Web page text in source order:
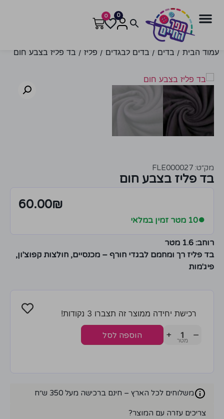
0
0
עמוד הבית / בדים / בדים לבגדים / פליז / בד פליז בצבע חום
מק״ט: FLE000027
בד פליז בצבע חום
60.00₪
●10 מטר זמין במלאי
רוחב: 1.6 מטר
בד פליז רך ומחמם לבגדי חורף – מכנסיים, חולצות קפוצ'ון,
פיג'מות
רכישת יחידה ממוצר זה תצברו 3 נקודות!
−
+ הוספה לסל
משלוחים לכל הארץ – חינם ברכישה מעל 350 ש״ח
צריכים עזרה עם המוצר?